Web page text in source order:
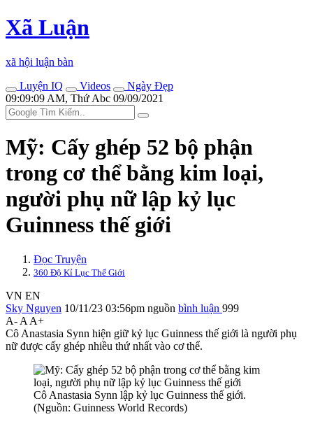
Xã Luận
xã hội luận bàn
Luyện IQ
Videos
Ngày Đẹp
09:09:09 AM, Thứ Abc 09/09/2021
Mỹ: Cấy ghép 52 bộ phận
trong c‌ơ th‌ể bằng kim loại,
người phụ nữ lập kỷ lục
Guinness thế giới
Đọc Truyện
360 Độ Kỉ Lục Thế Giới
VN EN
Sky Nguyen 10/11/23 03:56pm nguồn bình luận 999
A- A A+
Cô Anastasia Synn hiện giữ kỷ lục Guinness thế giới là người phụ
nữ được cấy ghép nhiều thứ nhất vào c‌ơ th‌ể.
Cô Anastasia Synn lập kỷ lục Guinness thế giới.
(Nguồn: Guinness World Records)